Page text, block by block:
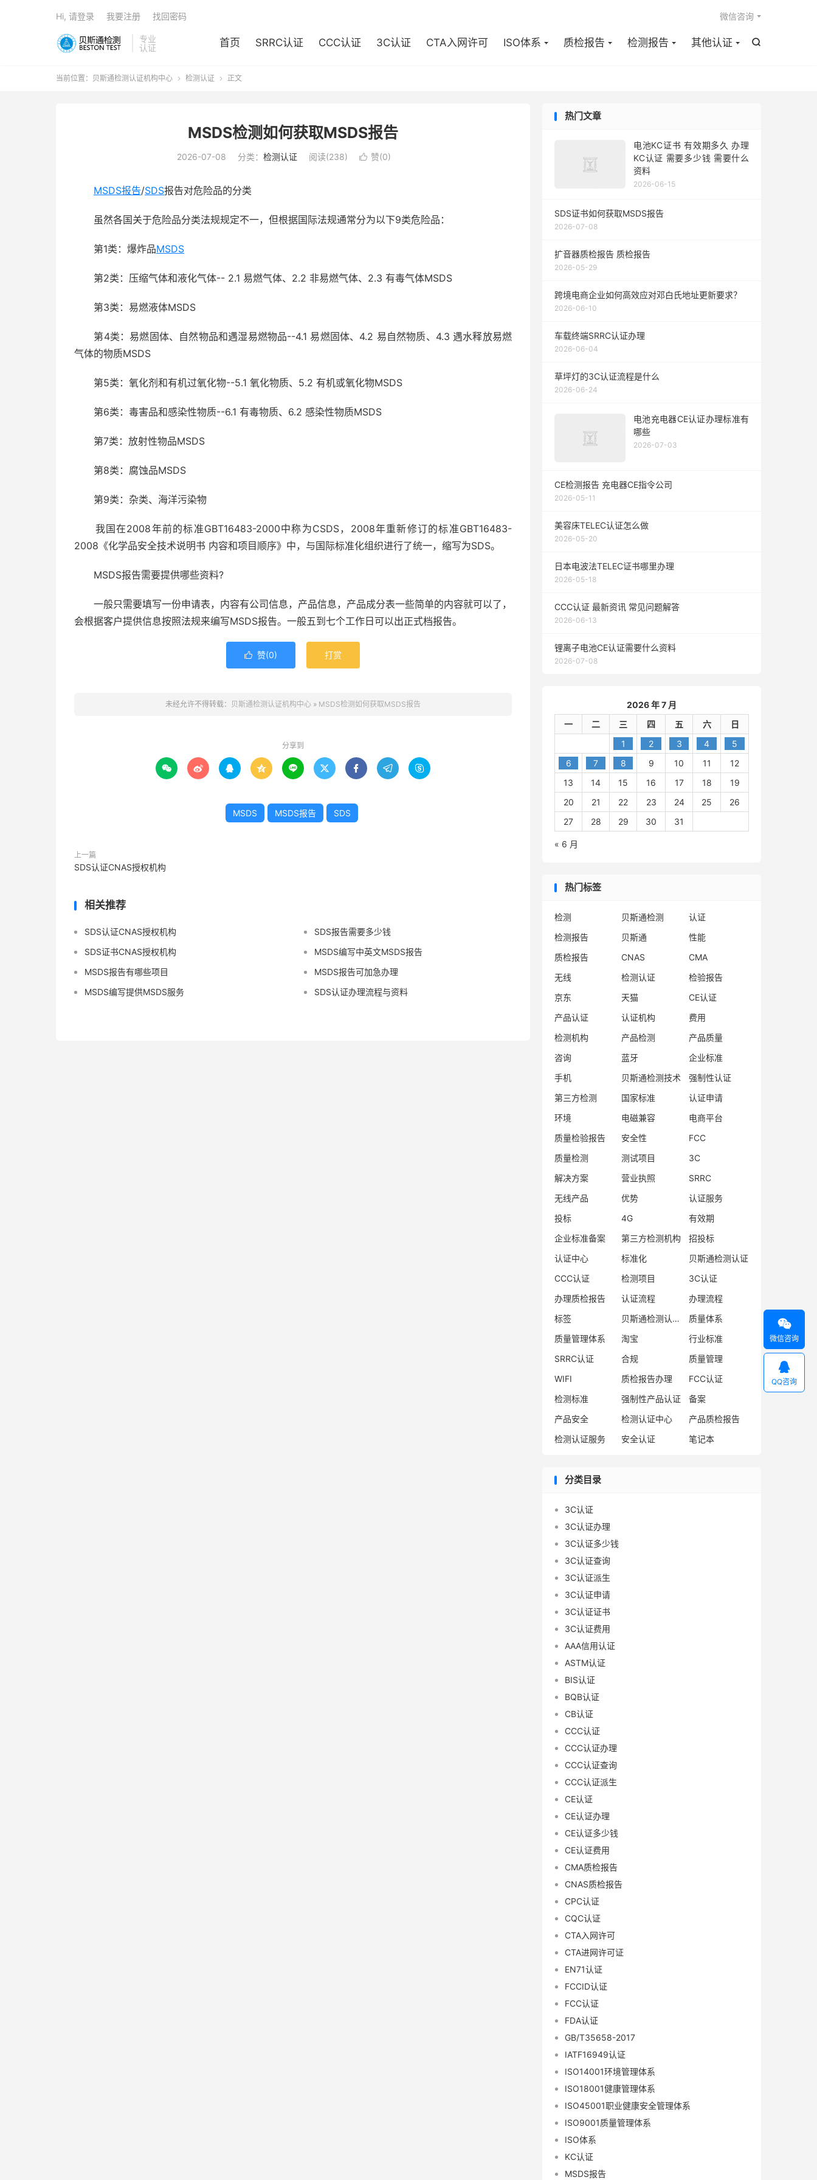
专业
认证

首页 SRRC认证 CCC认证 3C认证 CTA入网许可 ISO体系 质检报告 检测报告 其他认证
微信咨询
Hi, 请登录 我要注册 找回密码
当前位置： 贝斯通检测认证机构中心  检测认证  正文
MSDS检测如何获取MSDS报告
2026-07-08 分类： 检测认证 阅读(238)  赞(0)
MSDS报告/SDS报告对危险品的分类
虽然各国关于危险品分类法规规定不一，但根据国际法规通常分为以下9类危险品：
第1类：爆炸品MSDS
第2类：压缩气体和液化气体-- 2.1 易燃气体、2.2 非易燃气体、2.3 有毒气体MSDS
第3类：易燃液体MSDS
第4类：易燃固体、自然物品和遇湿易燃物品--4.1 易燃固体、4.2 易自然物质、4.3 遇水释放易燃
气体的物质MSDS
第5类：氧化剂和有机过氧化物--5.1 氧化物质、5.2 有机或氧化物MSDS
第6类：毒害品和感染性物质--6.1 有毒物质、6.2 感染性物质MSDS
第7类：放射性物品MSDS
第8类：腐蚀品MSDS
第9类：杂类、海洋污染物
我国在2008年前的标准GBT16483-2000中称为CSDS，2008年重新修订的标准GBT16483-
2008《化学品安全技术说明书 内容和项目顺序》中，与国际标准化组织进行了统一，缩写为SDS。
MSDS报告需要提供哪些资料?
一般只需要填写一份申请表，内容有公司信息，产品信息，产品成分表一些简单的内容就可以了，
会根据客户提供信息按照法规来编写MSDS报告。一般五到七个工作日可以出正式档报告。
 赞(0) 打赏
未经允许不得转载： 贝斯通检测认证机构中心 » MSDS检测如何获取MSDS报告
分享到
        
MSDS MSDS报告 SDS
上一篇
SDS认证CNAS授权机构
相关推荐
SDS认证CNAS授权机构
SDS报告需要多少钱
SDS证书CNAS授权机构
MSDS编写中英文MSDS报告
MSDS报告有哪些项目
MSDS报告可加急办理
MSDS编写提供MSDS服务
SDS认证办理流程与资料
热门文章
电池KC证书 有效期多久 办理
KC认证 需要多少钱 需要什么
资料
2026-06-15
SDS证书如何获取MSDS报告
2026-07-08
扩音器质检报告 质检报告
2026-05-29
跨境电商企业如何高效应对邓白氏地址更新要求？
2026-06-10
车载终端SRRC认证办理
2026-06-04
草坪灯的3C认证流程是什么
2026-06-24
电池充电器CE认证办理标准有
哪些
2026-07-03
CE检测报告 充电器CE指令公司
2026-05-11
美容床TELEC认证怎么做
2026-05-20
日本电波法TELEC证书哪里办理
2026-05-18
CCC认证 最新资讯 常见问题解答
2026-06-13
锂离子电池CE认证需要什么资料
2026-07-08
2026 年 7 月
一
二 三 四 五 六
日
1
2 3 4
5
6
7 8 9 10 11
12
13
14 15 16 17 18
19
20
21 22 23 24 25
26
27
28 29 30 31
« 6 月
热门标签
检测 贝斯通检测
认证
检测报告
贝斯通
性能
质检报告
CNAS
CMA
无线
检测认证
检验报告
京东
天猫
CE认证
产品认证
认证机构
费用
检测机构
产品检测
产品质量
咨询
蓝牙
企业标准
手机
贝斯通检测技术
强制性认证
第三方检测
国家标准
认证申请
环境
电磁兼容
电商平台
质量检验报告
安全性
FCC
质量检测
测试项目
3C
解决方案
营业执照
SRRC
无线产品
优势
认证服务
投标
4G
有效期
企业标准备案
第三方检测机构
招投标
认证中心
标准化
贝斯通检测认证
CCC认证
检测项目
3C认证
办理质检报告
认证流程
办理流程
标签
贝斯通检测认证中心
质量体系
质量管理体系
淘宝
行业标准
SRRC认证
合规
质量管理
WIFI
质检报告办理
FCC认证
检测标准
强制性产品认证
备案
产品安全
检测认证中心
产品质检报告
检测认证服务
安全认证 笔记本
分类目录
3C认证
3C认证办理
3C认证多少钱
3C认证查询
3C认证派生
3C认证申请
3C认证证书
3C认证费用
AAA信用认证
ASTM认证
BIS认证
BQB认证
CB认证
CCC认证
CCC认证办理
CCC认证查询
CCC认证派生
CE认证
CE认证办理
CE认证多少钱
CE认证费用
CMA质检报告
CNAS质检报告
CPC认证
CQC认证
CTA入网许可
CTA进网许可证
EN71认证
FCCID认证
FCC认证
FDA认证
GB/T35658-2017
IATF16949认证
ISO14001环境管理体系
ISO18001健康管理体系
ISO45001职业健康安全管理体系
ISO9001质量管理体系
ISO体系
KC认证
MSDS报告

微信咨询

QQ咨询